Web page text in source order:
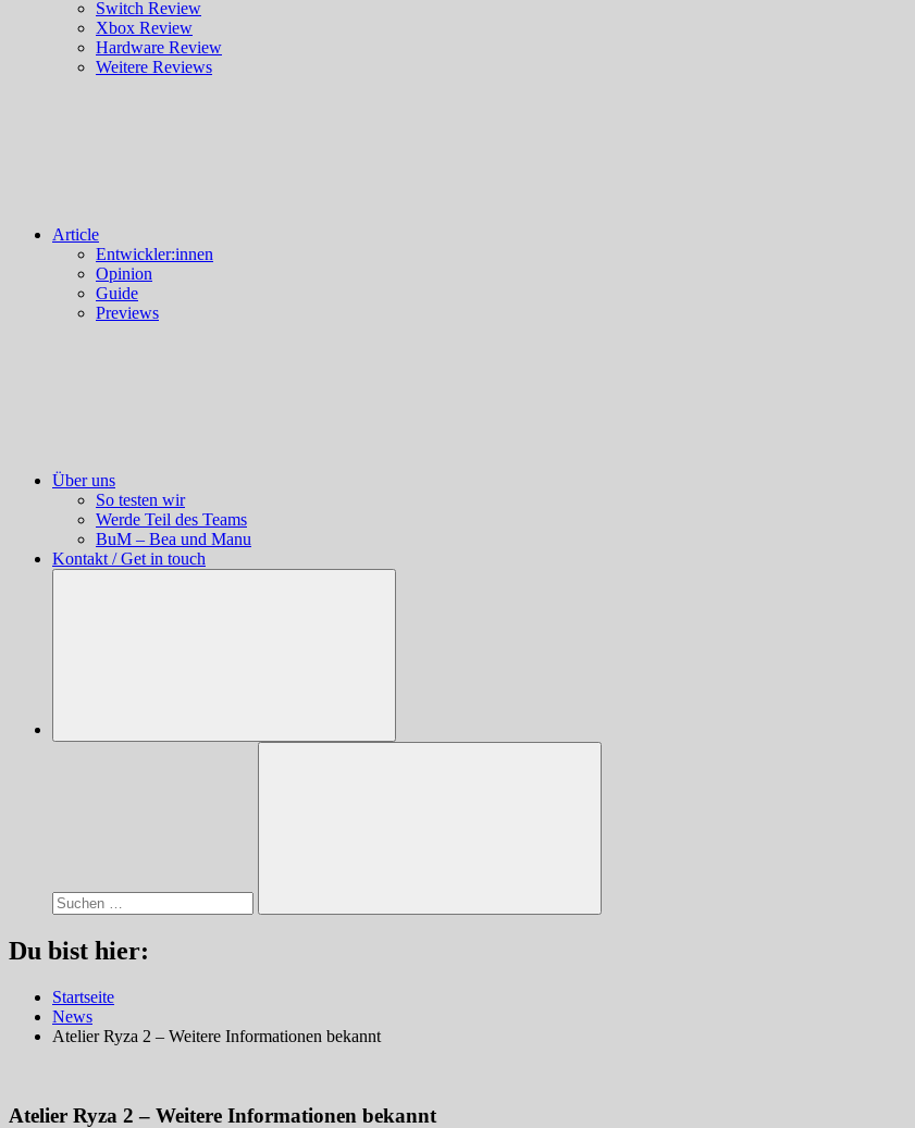
Switch Review
Xbox Review
Hardware Review
Weitere Reviews
Article
Entwickler:innen
Opinion
Guide
Previews
Über uns
So testen wir
Werde Teil des Teams
BuM – Bea und Manu
Kontakt / Get in touch
Suchen
Du bist hier:
Startseite
News
Atelier Ryza 2 – Weitere Informationen bekannt
Atelier Ryza 2 – Weitere Informationen bekannt